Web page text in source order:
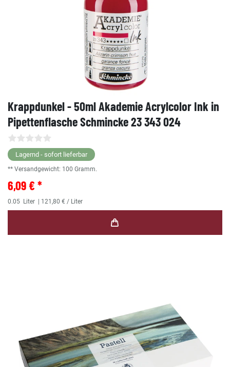
Krappdunkel - 50ml Akademie Acrylcolor Ink in
Pipettenflasche Schmincke 23 343 024
Lagernd - sofort lieferbar
** Versandgewicht: 100 Gramm.
6,09 € *
0.05 Liter | 121,80 € / Liter